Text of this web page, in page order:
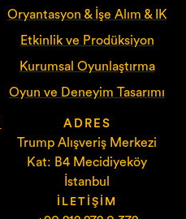
Oryantasyon & İşe Alım & IK
Etkinlik ve Prodüksiyon
Kurumsal Oyunlaştırma
Oyun ve Deneyim Tasarımı
ADRES
Trump Alışveriş Merkezi
Kat: B4 Mecidiyeköy
İstanbul
İLETIŞIM